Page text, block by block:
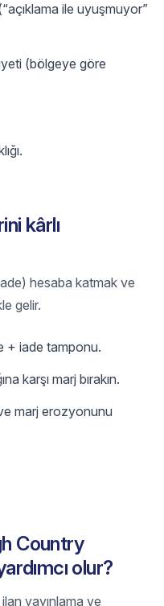
ile uyuşmuyor”
(bölgeye göre
kârlı
hesaba katmak ve
gelir.
+ iade tamponu.
karşı marj bırakın.
marj erozyonunu
Country
olur?
yayınlama ve